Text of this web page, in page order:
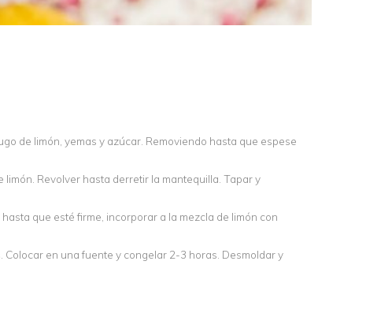
de limón, yemas y azúcar. Removiendo hasta que espese
limón. Revolver hasta derretir la mantequilla. Tapar y
que esté firme, incorporar a la mezcla de limón con
en una fuente y congelar 2-3 horas. Desmoldar y